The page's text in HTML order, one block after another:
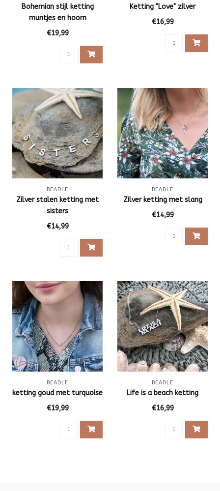
Bohemian stijl ketting
muntjes en hoorn
€19,99
Ketting "Love" zilver
€16,99
BEADLE
Zilver stalen ketting met
sisters
€14,99
BEADLE
Zilver ketting met slang
€14,99
BEADLE
ketting goud met turquoise
€19,99
BEADLE
Life is a beach ketting
€16,99